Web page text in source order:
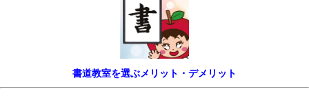
書道教室を選ぶメリット・デメリット